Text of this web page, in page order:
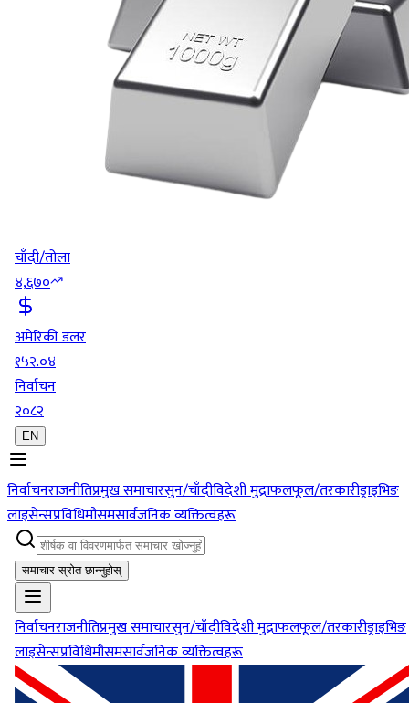
चाँदी/तोला
४,६७०
अमेरिकी डलर
१५२.०४
निर्वाचन
२०८२
EN
निर्वाचनराजनीतिप्रमुख समाचारसुन/चाँदीविदेशी मुद्राफलफूल/तरकारीड्राइभिङ
लाइसेन्सप्रविधिमौसमसार्वजनिक व्यक्तित्वहरू
समाचार स्रोत छान्नुहोस्
निर्वाचनराजनीतिप्रमुख समाचारसुन/चाँदीविदेशी मुद्राफलफूल/तरकारीड्राइभिङ
लाइसेन्सप्रविधिमौसमसार्वजनिक व्यक्तित्वहरू